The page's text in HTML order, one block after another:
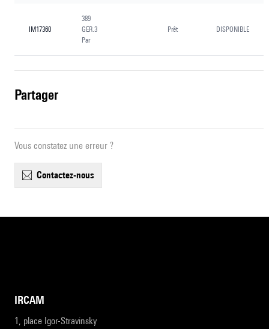
IM17360
389
GER.3
Par
Prêt DISPONIBLE
partager
Vous constatez une erreur ?
contactez-nous
IRCAM
1, place Igor-Stravinsky